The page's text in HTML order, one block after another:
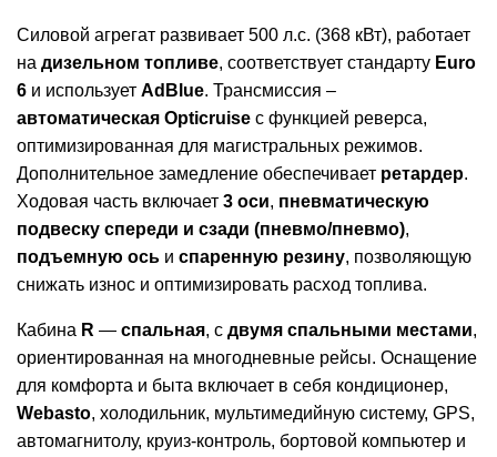
Силовой агрегат развивает 500 л.с. (368 кВт), работает
на дизельном топливе, соответствует стандарту Euro
6 и использует AdBlue. Трансмиссия –
автоматическая Opticruise с функцией реверса,
оптимизированная для магистральных режимов.
Дополнительное замедление обеспечивает ретардер.
Ходовая часть включает 3 оси, пневматическую
подвеску спереди и сзади (пневмо/пневмо),
подъемную ось и спаренную резину, позволяющую
снижать износ и оптимизировать расход топлива.
Кабина R — спальная, с двумя спальными местами,
ориентированная на многодневные рейсы. Оснащение
для комфорта и быта включает в себя кондиционер,
Webasto, холодильник, мультимедийную систему, GPS,
автомагнитолу, круиз-контроль, бортовой компьютер и